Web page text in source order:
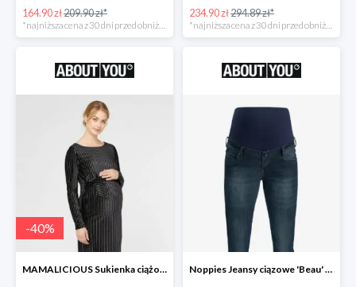
164.90 zł209.90 zł* 234.90 zł294.89 zł*
-40%
MAMALICIOUS Sukienka ciążowa -40% Noppies Jeansy ciązowe 'Beau' -51%